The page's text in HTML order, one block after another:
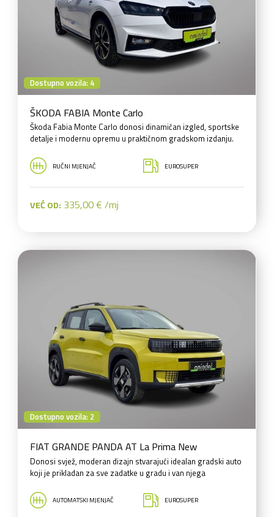
Dostupno vozila: 4
ŠKODA FABIA Monte Carlo
Škoda Fabia Monte Carlo donosi dinamičan izgled, sportske
detalje i modernu opremu u praktičnom gradskom izdanju.
RUČNI MJENJAČ EUROSUPER
VEĆ OD: 335,00 € /mj
Dostupno vozila: 2
FIAT GRANDE PANDA AT La Prima New
Donosi svjež, moderan dizajn stvarajući idealan gradski auto
koji je prikladan za sve zadatke u gradu i van njega
AUTOMATSKI MJENJAČ EUROSUPER